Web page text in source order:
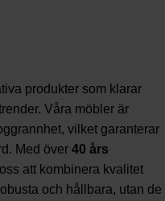
produkter som klarar
Våra möbler är
vilket garanterar
Med över 40 års
att kombinera kvalitet
och hållbara, utan de